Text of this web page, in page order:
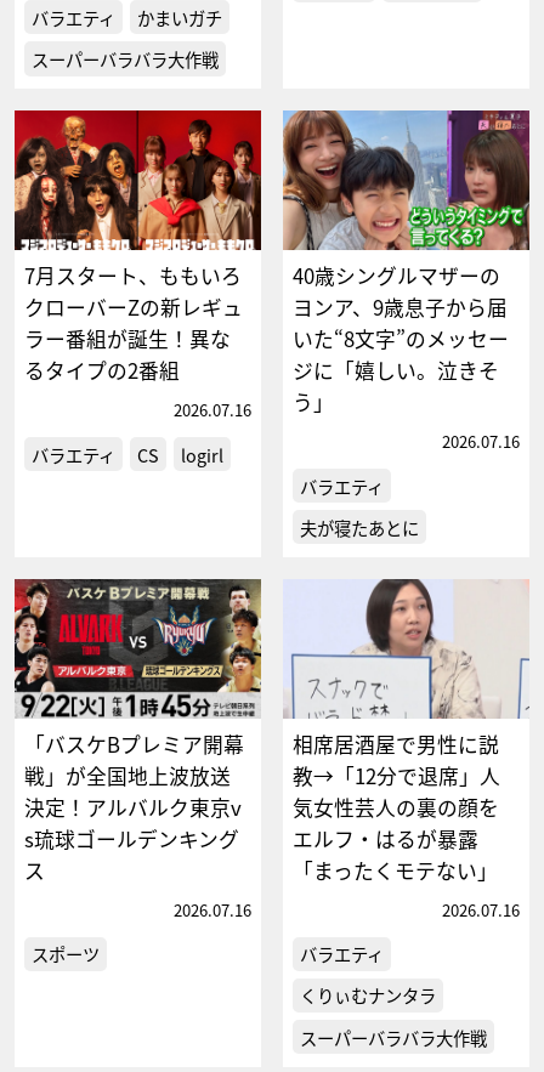
バラエティ
かまいガチ
スーパーバラバラ大作戦
7月スタート、ももいろ
クローバーZの新レギュ
ラー番組が誕生！異な
るタイプの2番組
2026.07.16
バラエティ CS logirl
40歳シングルマザーの
ヨンア、9歳息子から届
いた“8文字”のメッセー
ジに「嬉しい。泣きそ
う」
2026.07.16
バラエティ
夫が寝たあとに
「バスケBプレミア開幕
戦」が全国地上波放送
決定！アルバルク東京v
s琉球ゴールデンキング
ス
2026.07.16
スポーツ
相席居酒屋で男性に説
教→「12分で退席」人
気女性芸人の裏の顔を
エルフ・はるが暴露
「まったくモテない」
2026.07.16
バラエティ
くりぃむナンタラ
スーパーバラバラ大作戦